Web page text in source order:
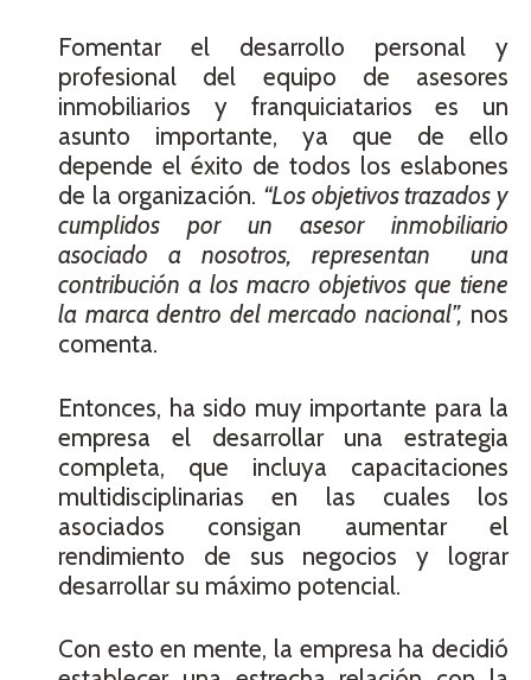
Fomentar el desarrollo personal y
profesional del equipo de asesores
inmobiliarios y franquiciatarios es un
asunto importante, ya que de ello
depende el éxito de todos los eslabones
de la organización. “Los objetivos trazados y
cumplidos por un asesor inmobiliario
asociado a nosotros, representan una
contribución a los macro objetivos que tiene
la marca dentro del mercado nacional”, nos
comenta.
Entonces, ha sido muy importante para la
empresa el desarrollar una estrategia
completa, que incluya capacitaciones
multidisciplinarias en las cuales los
asociados consigan aumentar el
rendimiento de sus negocios y lograr
desarrollar su máximo potencial.
Con esto en mente, la empresa ha decidió